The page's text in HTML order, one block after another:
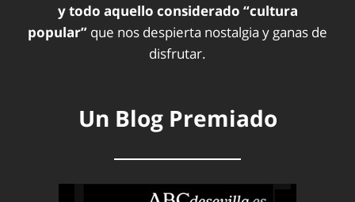
y todo aquello considerado “cultura
popular” que nos despierta nostalgia y ganas de
disfrutar.
Un Blog Premiado